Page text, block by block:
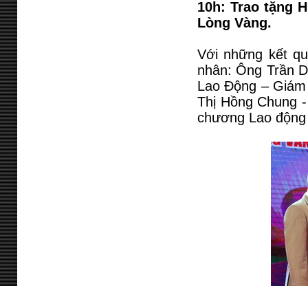
10h: Trao tặng
Lòng Vàng.
Với những kết
nhân: Ông Trần
Lao Động –
Thị Hồng Chung
chương Lao